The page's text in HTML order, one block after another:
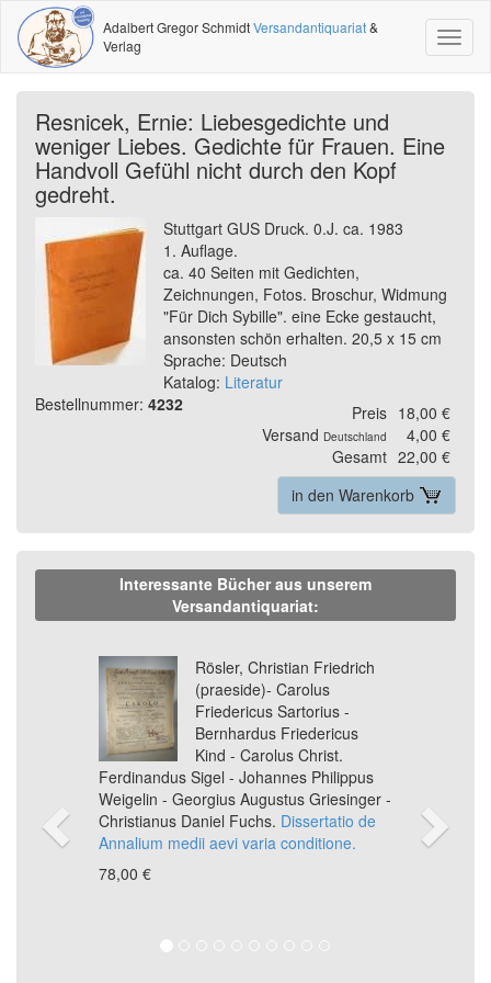
Adalbert Gregor SchmidtVersandantiquariat&
Verlag
Resnicek, Ernie: Liebesgedichte und
weniger Liebes. Gedichte für Frauen. Eine
Handvoll Gefühl nicht durch den Kopf
gedreht.
Stuttgart GUS Druck. 0.J. ca. 1983
1. Auflage.
ca. 40 Seiten mit Gedichten,
Zeichnungen, Fotos. Broschur, Widmung
"Für Dich Sybille". eine Ecke gestaucht,
ansonsten schön erhalten. 20,5 x 15 cm
Sprache: Deutsch
Katalog: Literatur
Bestellnummer: 4232 Preis 18,00 €
Versand Deutschland
4,00 €
Gesamt 22,00 €
in den Warenkorb
Interessante Bücher aus unserem
Versandantiquariat:
Rösler, Christian Friedrich
(praeside)- Carolus
Friedericus Sartorius -
Bernhardus Friedericus
Kind - Carolus Christ.
Ferdinandus Sigel - Johannes Philippus
Weigelin - Georgius Augustus Griesinger -
Christianus Daniel Fuchs. Dissertatio de
Annalium medii aevi varia conditione.
78,00 €
Previous